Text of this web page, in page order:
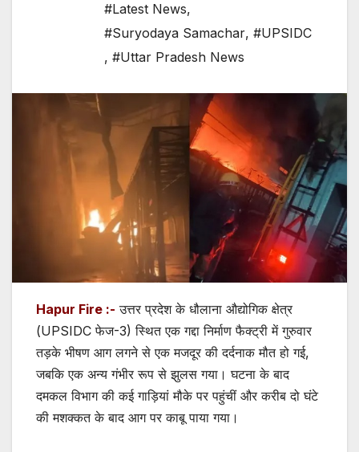
#Latest News,
#Suryodaya Samachar, #UPSIDC
, #Uttar Pradesh News
Hapur Fire :- उत्तर प्रदेश के धौलाना औद्योगिक क्षेत्र
(UPSIDC फेज-3) स्थित एक गद्दा निर्माण फैक्ट्री में गुरुवार
तड़के भीषण आग लगने से एक मजदूर की दर्दनाक मौत हो गई,
जबकि एक अन्य गंभीर रूप से झुलस गया। घटना के बाद
दमकल विभाग की कई गाड़ियां मौके पर पहुंचीं और करीब दो घंटे
की मशक्कत के बाद आग पर काबू पाया गया।